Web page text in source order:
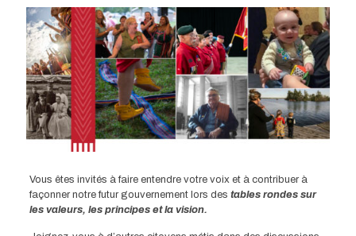
Vous êtes invités à faire entendre votre voix et à contribuer à
façonner notre futur gouvernement lors des tables rondes sur
les valeurs, les principes et la vision.